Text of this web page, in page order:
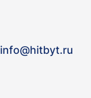
info@hitbyt.ru